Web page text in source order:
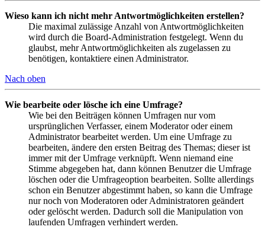
Wieso kann ich nicht mehr Antwortmöglichkeiten erstellen?
Die maximal zulässige Anzahl von Antwortmöglichkeiten
wird durch die Board-Administration festgelegt. Wenn du
glaubst, mehr Antwortmöglichkeiten als zugelassen zu
benötigen, kontaktiere einen Administrator.
Nach oben
Wie bearbeite oder lösche ich eine Umfrage?
Wie bei den Beiträgen können Umfragen nur vom
ursprünglichen Verfasser, einem Moderator oder einem
Administrator bearbeitet werden. Um eine Umfrage zu
bearbeiten, ändere den ersten Beitrag des Themas; dieser ist
immer mit der Umfrage verknüpft. Wenn niemand eine
Stimme abgegeben hat, dann können Benutzer die Umfrage
löschen oder die Umfrageoption bearbeiten. Sollte allerdings
schon ein Benutzer abgestimmt haben, so kann die Umfrage
nur noch von Moderatoren oder Administratoren geändert
oder gelöscht werden. Dadurch soll die Manipulation von
laufenden Umfragen verhindert werden.